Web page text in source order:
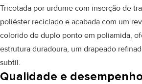
Tricotada por urdume com inserção de
poliéster reciclado e acabada com um
colorido de duplo ponto em poliamida,
estrutura duradoura, um drapeado
subtil.
Qualidade e